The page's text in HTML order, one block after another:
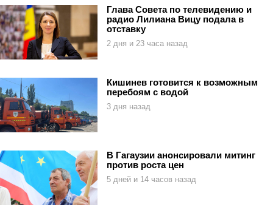
Глава Совета по телевидению и
радио Лилиана Вицу подала в
отставку
2 дня и 23 часа назад
Кишинев готовится к возможным
перебоям с водой
3 дня назад
В Гагаузии анонсировали митинг
против роста цен
5 дней и 14 часов назад